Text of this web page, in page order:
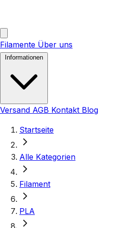
Filamente Über uns
Versand AGB Kontakt Blog
Startseite
Alle Kategorien
Filament
PLA